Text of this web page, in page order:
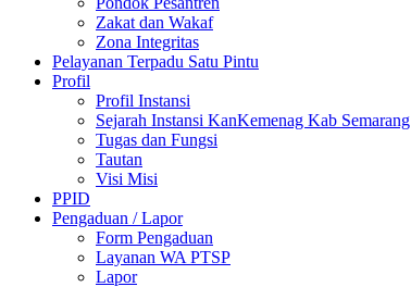
Zakat dan Wakaf
Zona Integritas
Pelayanan Terpadu Satu Pintu
Profil
Profil Instansi
Sejarah Instansi KanKemenag Kab Semarang
Tugas dan Fungsi
Tautan
Visi Misi
PPID
Pengaduan / Lapor
Form Pengaduan
Layanan WA PTSP
Lapor